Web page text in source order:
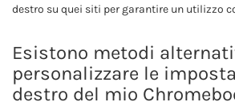
destro su quei siti per garantire un utilizzo
Esistono metodi
personalizzare le
destro del mio